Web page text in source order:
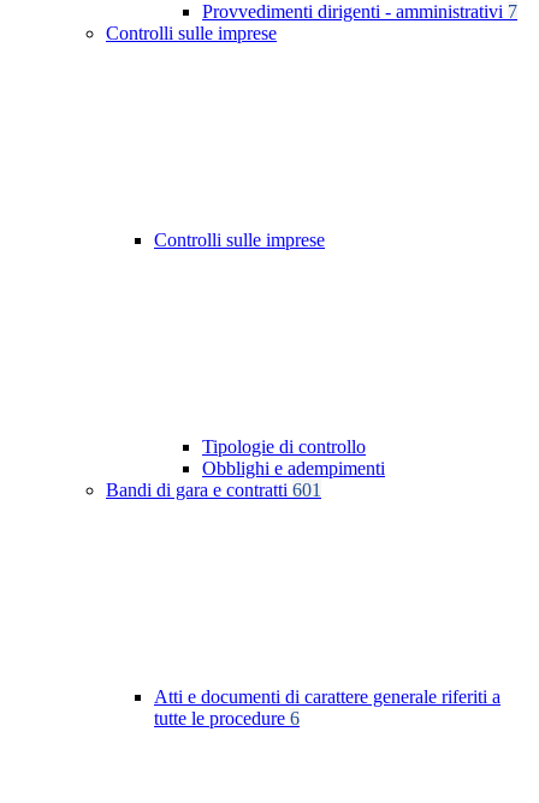
Provvedimenti dirigenti - amministrativi 7
Controlli sulle imprese
Controlli sulle imprese
Tipologie di controllo
Obblighi e adempimenti
Bandi di gara e contratti 601
Atti e documenti di carattere generale riferiti a
tutte le procedure 6